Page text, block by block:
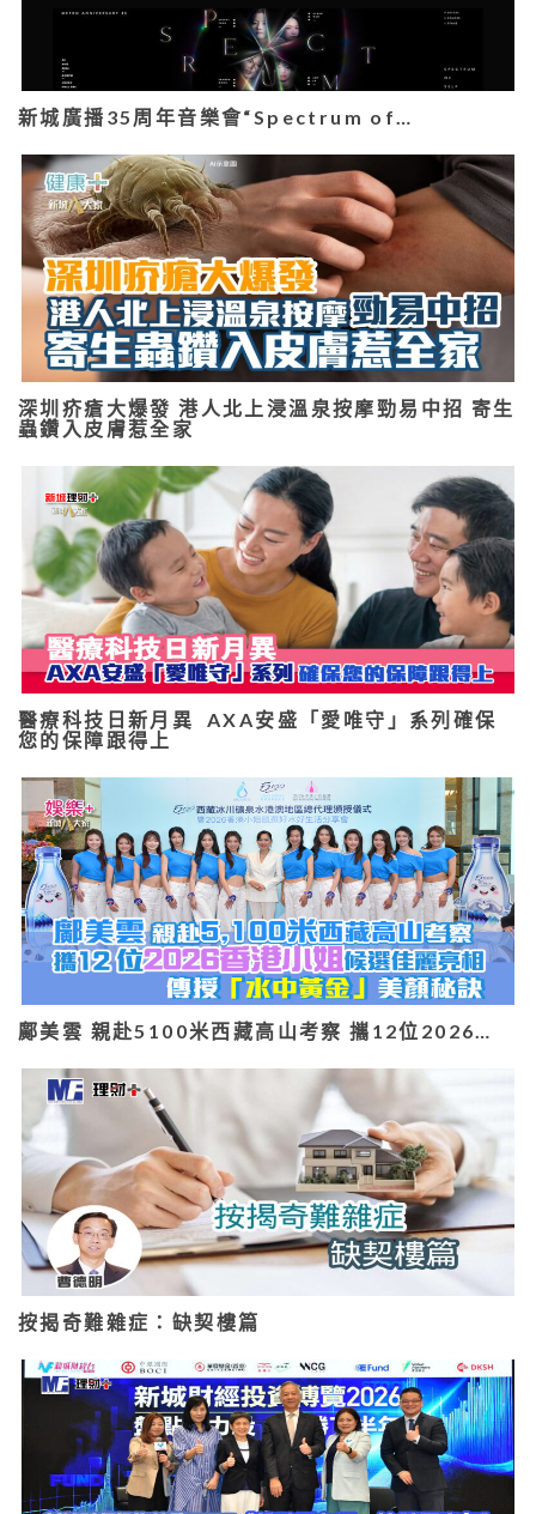
新城廣播35周年音樂會“Spectrum of…
深圳疥瘡大爆發 港人北上浸溫泉按摩勁易中招 寄生
蟲鑽入皮膚惹全家
醫療科技日新月異 AXA安盛「愛唯守」系列確保
您的保障跟得上
鄺美雲 親赴5100米西藏高山考察 攜12位2026…
按揭奇難雜症：缺契樓篇